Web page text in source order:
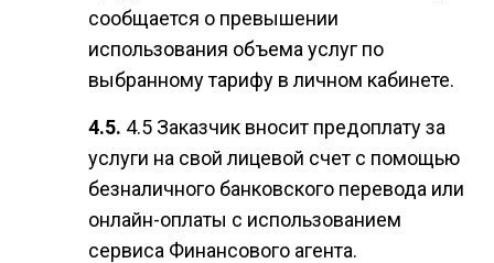
сообщается о превышении
использования объема услуг по
выбранному тарифу в личном кабинете.
4.5 Заказчик вносит предоплату за
услуги на свой лицевой счет с помощью
безналичного банковского перевода или
онлайн-оплаты с использованием
сервиса Финансового агента.